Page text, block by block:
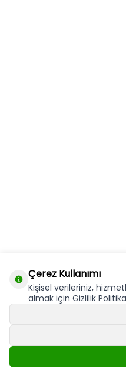
ettiğinizi varsayacağız.
Okudum!
Çerez Kullanımı
Kişisel verileriniz,
almak için Gizlilik